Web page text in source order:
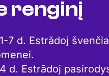
renginį
7 d. Estrãdoj
d. Estrãdoj